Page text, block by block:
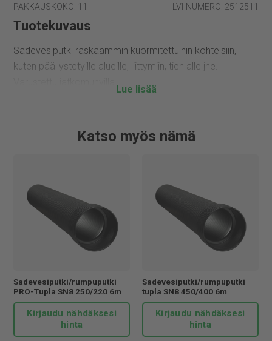
PAKKAUSKOKO: 11 LVI-NUMERO: 2512511
Tuotekuvaus
Sadevesiputki raskaammin kuormitettuihin kohteisiin,
kuten päällystetyille alueille, liittymiin, tien alle jne.
Katso myös nämä
Sadevesiputki/rumpuputki
PRO-Tupla SN8 250/220 6m
Kirjaudu nähdäksesi
hinta
Sadevesiputki/rumpuputki
tupla SN8 450/400 6m
Kirjaudu nähdäksesi
hinta